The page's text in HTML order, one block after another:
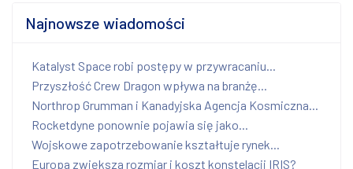
Najnowsze wiadomości
Katalyst Space robi postępy w przywracaniu...
Przyszłość Crew Dragon wpływa na branżę...
Northrop Grumman i Kanadyjska Agencja Kosmiczna...
Rocketdyne ponownie pojawia się jako...
Wojskowe zapotrzebowanie kształtuje rynek...
Europa zwiększa rozmiar i koszt konstelacji IRIS?